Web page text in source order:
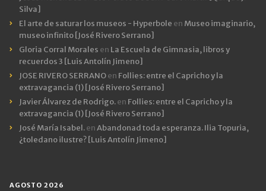
Silva]
El arte de saturar los museos - Hyperbole en Museo imaginario,
museo infinito [José Rivero Serrano]
Gloria Corral Morales en La Escuela de Gimnasia, libros y
recuerdos 3 [Luis Antolín Jimeno]
JOSE RIVERO SERRANOen Follies: entre el Capricho y la
extravagancia (1) [José Rivero Serrano]
Javier Álvarez de Rodrigo.en Follies: entre el Capricho y la
extravagancia (1) [José Rivero Serrano]
José María Isabel.enAbandonad toda esperanza. Ilia Topuria,
¿toledano ilustre? [Luis Antolín Jimeno]
AGOSTO 2026